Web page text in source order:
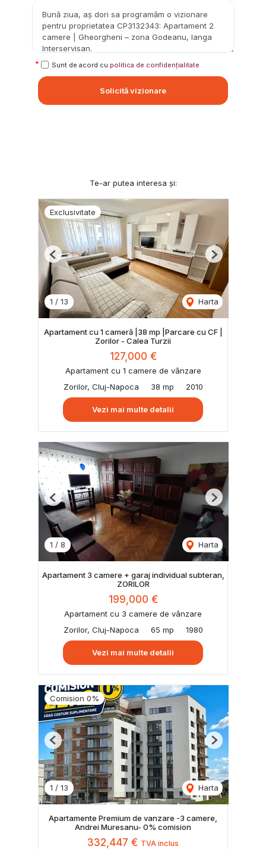
Sunt de acord cu politica de confidențialitate
Solicită vizionare
Te-ar putea interesa și:
Exclusivitate
1 / 13 Harta
Previous Next
Apartament cu 1 cameră |38 mp |Parcare cu CF |
Zorilor - Calea Turzii
127,000 €
Apartament cu 1 camere de vânzare
Zorilor, Cluj-Napoca
38 mp 2010
Vezi mai multe detalii
1 / 8 Harta
Previous Next
Apartament 3 camere + garaj individual subteran,
ZORILOR
199,000 €
Apartament cu 3 camere de vânzare
Zorilor, Cluj-Napoca
65 mp 1980
Vezi mai multe detalii
Comision 0%
1 / 13 Harta
Previous Next
Apartamente Premium de vanzare -3 camere,
Andrei Muresanu- 0% comision
332,447 € TVA inclus